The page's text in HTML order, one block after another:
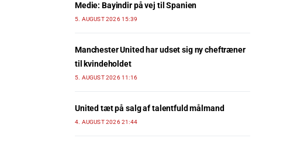
Medie: Bayindir på vej til Spanien
5. AUGUST 2026 15:39
Manchester United har udset sig ny cheftræner
til kvindeholdet
5. AUGUST 2026 11:16
United tæt på salg af talentfuld målmand
4. AUGUST 2026 21:44